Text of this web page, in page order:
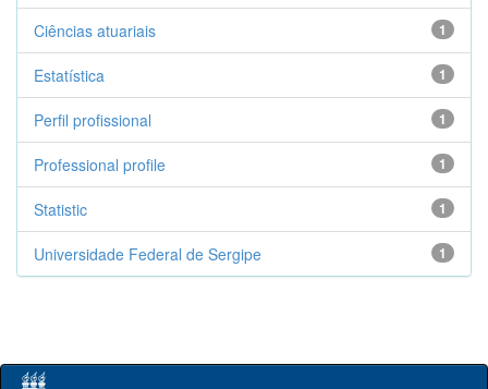
1
Ciências atuariais
1
Estatística
1
Perfil profissional
1
Professional profile
1
Statistic
1
Universidade Federal de Sergipe